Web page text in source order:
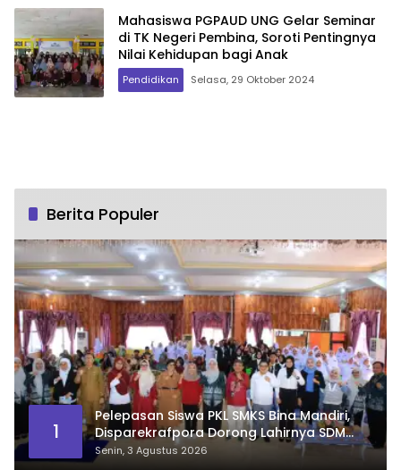
Mahasiswa PGPAUD UNG Gelar Seminar
di TK Negeri Pembina, Soroti Pentingnya
Nilai Kehidupan bagi Anak
Pendidikan Selasa, 29 Oktober 2024
Berita Populer
1
Pelepasan Siswa PKL SMKS Bina Mandiri,
Disparekrafpora Dorong Lahirnya SDM
Pariwisata Unggul
Senin, 3 Agustus 2026